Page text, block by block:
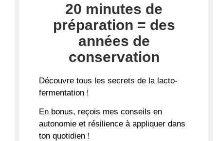
20 minutes de
préparation = des
années de
conservation
Découvre tous les secrets de la lacto-
fermentation !
En bonus, reçois mes conseils en
autonomie et résilience à appliquer dans
ton quotidien !